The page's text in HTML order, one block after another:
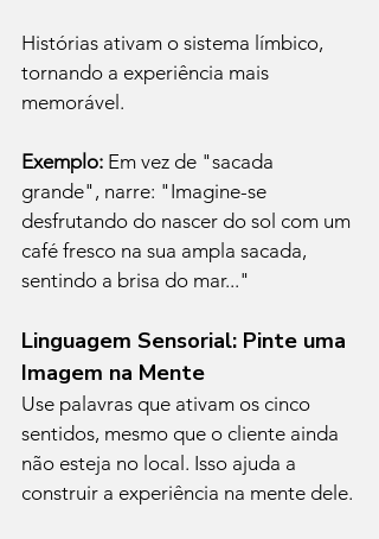
Histórias ativam o sistema límbico,
tornando a experiência mais
memorável.
Exemplo: Em vez de "sacada
grande", narre: "Imagine-se
desfrutando do nascer do sol com um
café fresco na sua ampla sacada,
sentindo a brisa do mar..."
Linguagem Sensorial: Pinte uma
Imagem na Mente
Use palavras que ativam os cinco
sentidos, mesmo que o cliente ainda
não esteja no local. Isso ajuda a
construir a experiência na mente dele.